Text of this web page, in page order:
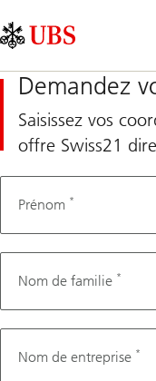
Links
Area
Demandez
Saisissez vos
offre Swiss21
Mother
Prénom *
Nom de familie *
Nom de entreprise *